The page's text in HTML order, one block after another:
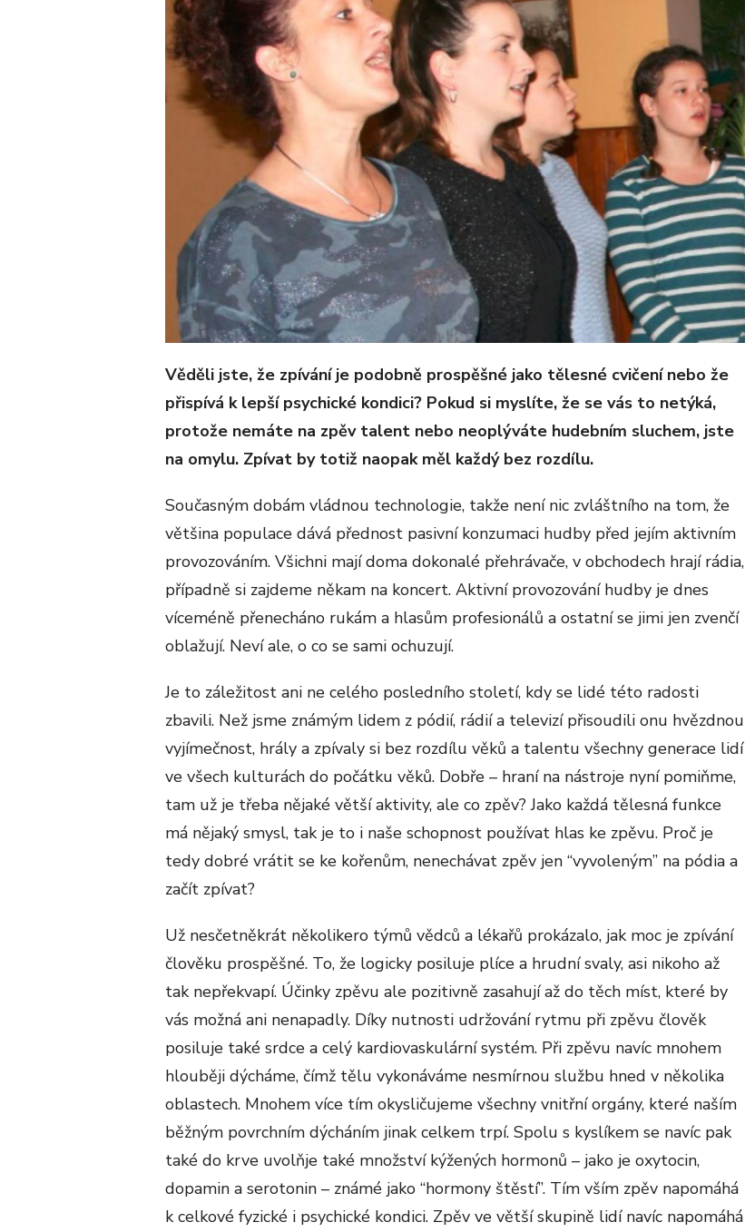
Věděli jste, že zpívání je podobně prospěšné jako tělesné cvičení nebo že
přispívá k lepší psychické kondici? Pokud si myslíte, že se vás to netýká,
protože nemáte na zpěv talent nebo neoplýváte hudebním sluchem, jste
na omylu. Zpívat by totiž naopak měl každý bez rozdílu.
Současným dobám vládnou technologie, takže není nic zvláštního na tom, že
většina populace dává přednost pasivní konzumaci hudby před jejím aktivním
provozováním. Všichni mají doma dokonalé přehrávače, v obchodech hrají rádia,
případně si zajdeme někam na koncert. Aktivní provozování hudby je dnes
víceméně přenecháno rukám a hlasům profesionálů a ostatní se jimi jen zvenčí
oblažují. Neví ale, o co se sami ochuzují.
Je to záležitost ani ne celého posledního století, kdy se lidé této radosti
zbavili. Než jsme známým lidem z pódií, rádií a televizí přisoudili onu hvězdnou
vyjímečnost, hrály a zpívaly si bez rozdílu věků a talentu všechny generace lidí
ve všech kulturách do počátku věků. Dobře – hraní na nástroje nyní pomiňme,
tam už je třeba nějaké větší aktivity, ale co zpěv? Jako každá tělesná funkce
má nějaký smysl, tak je to i naše schopnost používat hlas ke zpěvu. Proč je
tedy dobré vrátit se ke kořenům, nenechávat zpěv jen “vyvoleným” na pódia a
začít zpívat?
Už nesčetněkrát několikero týmů vědců a lékařů prokázalo, jak moc je zpívání
člověku prospěšné. To, že logicky posiluje plíce a hrudní svaly, asi nikoho až
tak nepřekvapí. Účinky zpěvu ale pozitivně zasahují až do těch míst, které by
vás možná ani nenapadly. Díky nutnosti udržování rytmu při zpěvu člověk
posiluje také srdce a celý kardiovaskulární systém. Při zpěvu navíc mnohem
hlouběji dýcháme, čímž tělu vykonáváme nesmírnou službu hned v několika
oblastech. Mnohem více tím okysličujeme všechny vnitřní orgány, které naším
běžným povrchním dýcháním jinak celkem trpí. Spolu s kyslíkem se navíc pak
také do krve uvolňje také množství kýžených hormonů – jako je oxytocin,
dopamin a serotonin – známé jako “hormony štěstí”. Tím vším zpěv napomáhá
k celkové fyzické i psychické kondici. Zpěv ve větší skupině lidí navíc napomáhá